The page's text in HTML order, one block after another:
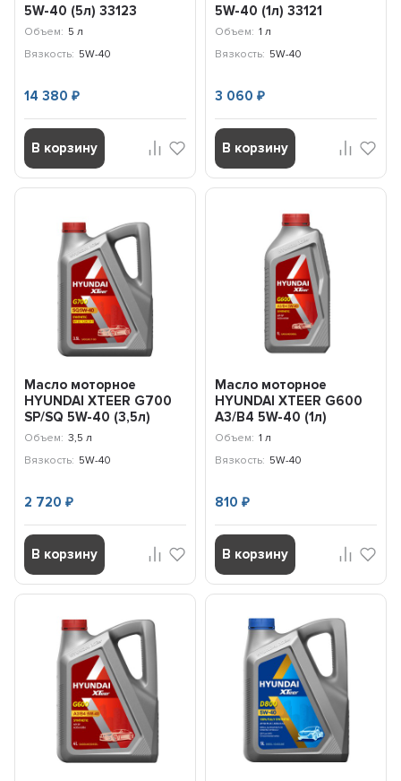
5W-40 (5л) 33123
Объем: 5 л
Вязкость: 5W-40
14 380₽
В корзину
5W-40 (1л) 33121
Объем: 1 л
Вязкость: 5W-40
3 060 ₽
В корзину
Масло моторное
HYUNDAI XTEER G700
SP/SQ 5W-40 (3,5л)
1071136
Объем: 3,5 л
Вязкость: 5W-40
2 720₽
В корзину
Масло моторное
HYUNDAI XTEER G600
A3/B4 5W-40 (1л)
1017002
Объем: 1 л
Вязкость: 5W-40
810 ₽
В корзину